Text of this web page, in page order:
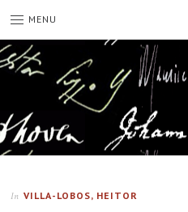
MENU
In VILLA-LOBOS, HEITOR